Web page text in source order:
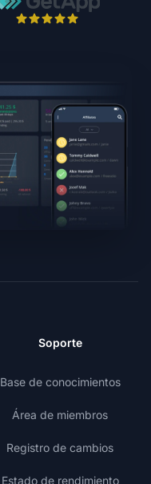
Soporte
Base de conocimientos
Área de miembros
Registro de cambios
Estado de rendimiento